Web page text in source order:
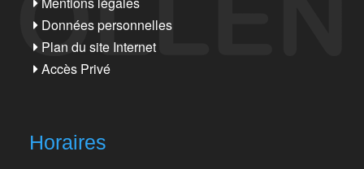
Données personnelles
Plan du site Internet
Accès Privé
Horaires